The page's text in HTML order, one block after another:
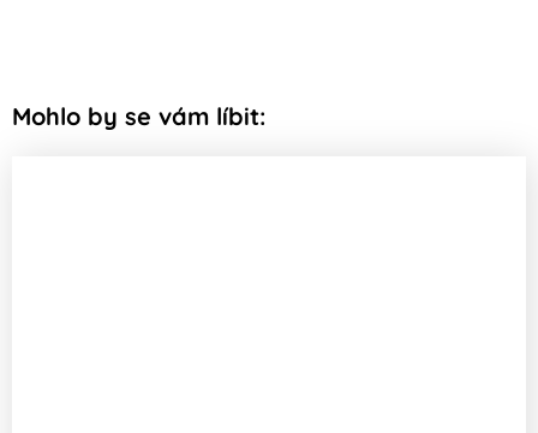
Mohlo by se vám líbit: